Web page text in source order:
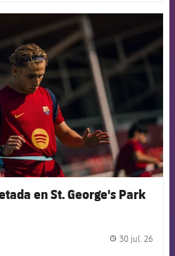
FCB Barcelona badge
en St. George's Park
30 jul. 26